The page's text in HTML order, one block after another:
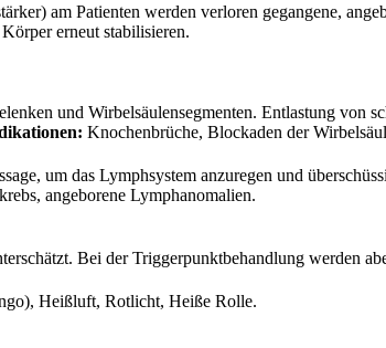
am Patienten werden verloren gegangene,
erneut stabilisieren.
und Wirbelsäulensegmenten. Entlastung
Knochenbrüche, Blockaden der
um das Lymphsystem anzuregen und
angeborene Lymphanomalien.
Bei der Triggerpunktbehandlung werden
Heißluft, Rotlicht, Heiße Rolle.